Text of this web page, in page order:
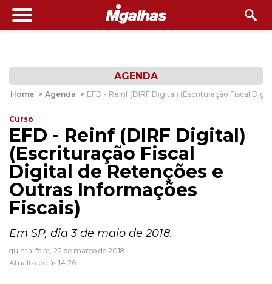
AGENDA
Home > Agenda > EFD - Reinf (DIRF Digital) (Escrituração Fiscal
Curso
EFD - Reinf (DIRF Digital)
(Escrituração Fiscal
Digital de Retenções e
Outras Informações
Fiscais)
Em SP, dia 3 de maio de 2018.
quinta-feira, 22 de março de 2018
Atualizado às 14:26